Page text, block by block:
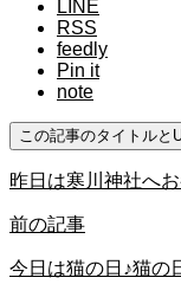
LINE
RSS
feedly
Pin it
note
この記事のタイトルと
昨日は寒川神社へお
前の記事
今日は猫の日♪猫の